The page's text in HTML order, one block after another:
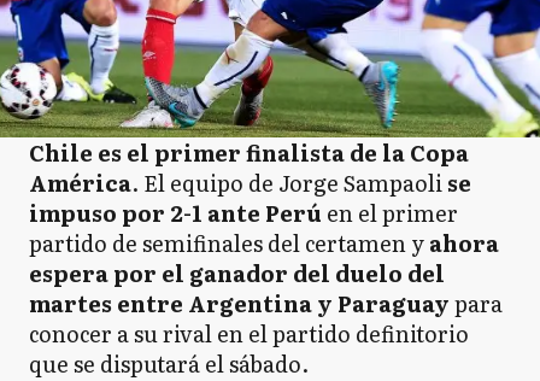
Chile es el primer finalista de la Copa
América. El equipo de Jorge Sampaolise
impuso por 2-1 ante Perú en el primer
partido de semifinales del certamen yahora
espera por el ganador del duelo del
martes entre Argentina y Paraguaypara
conocer a su rival en el partido definitorio
que se disputará el sábado.